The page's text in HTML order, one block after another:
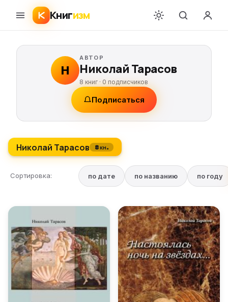
Книгизм
Н
АВТОР
Николай Тарасов
8 книг ·0 подписчиков
Подписаться
Николай Тарасов 8 кн.
Сортировка: по дате по названию по году